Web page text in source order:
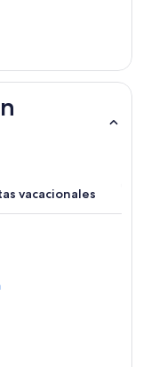
vacacionales